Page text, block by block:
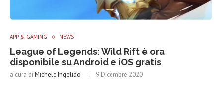
APP & GAMING NEWS
League of Legends: Wild Rift è ora
disponibile su Android e iOS gratis
a cura di Michele Ingelido 9 Dicembre 2020